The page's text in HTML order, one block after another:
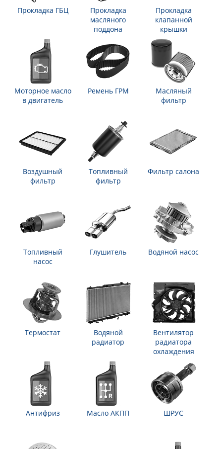
Прокладка ГБЦ
Прокладка
масляного
поддона
Прокладка
клапанной
крышки
Моторное масло
в двигатель
Ремень ГРМ
Масляный
фильтр
Воздушный
фильтр
Топливный
фильтр
Фильтр салона
Топливный
насос
Глушитель Водяной насос
Термостат
Водяной
радиатор
Вентилятор
радиатора
охлаждения
Антифриз Масло АКПП ШРУС